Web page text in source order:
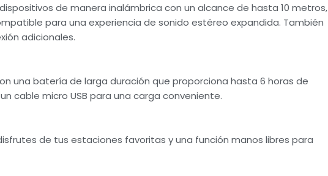
de manera inalámbrica con un alcance de hasta 10 metros,
para una experiencia de sonido estéreo expandida. También
adicionales.
una batería de larga duración que proporciona hasta 6 horas de
cable micro USB para una carga conveniente.
de tus estaciones favoritas y una función manos libres para